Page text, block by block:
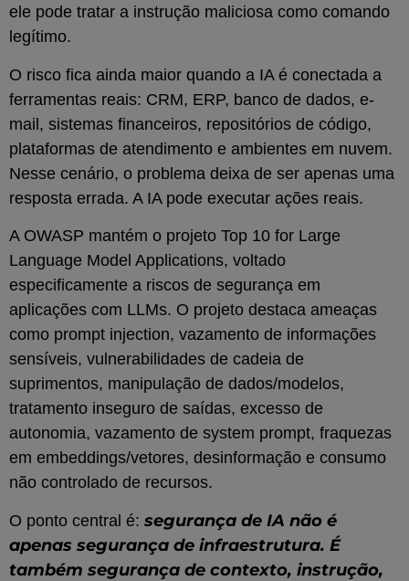
ele pode tratar a instrução maliciosa como comando
legítimo.
O risco fica ainda maior quando a IA é conectada a
ferramentas reais: CRM, ERP, banco de dados, e-
mail, sistemas financeiros, repositórios de código,
plataformas de atendimento e ambientes em nuvem.
Nesse cenário, o problema deixa de ser apenas uma
resposta errada. A IA pode executar ações reais.
A OWASP mantém o projeto Top 10 for Large
Language Model Applications, voltado
especificamente a riscos de segurança em
aplicações com LLMs. O projeto destaca ameaças
como prompt injection, vazamento de informações
sensíveis, vulnerabilidades de cadeia de
suprimentos, manipulação de dados/modelos,
tratamento inseguro de saídas, excesso de
autonomia, vazamento de system prompt, fraquezas
em embeddings/vetores, desinformação e consumo
não controlado de recursos.
O ponto central é: segurança de IA não é
apenas segurança de infraestrutura. É
também segurança de contexto, instrução,